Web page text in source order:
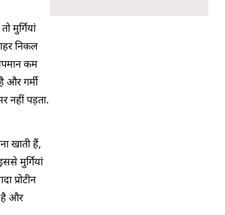
मुर्गियां
निकल
कम
और गर्मी
नहीं पड़ता.
खाती हैं,
मुर्गियां
प्रोटीन
है और